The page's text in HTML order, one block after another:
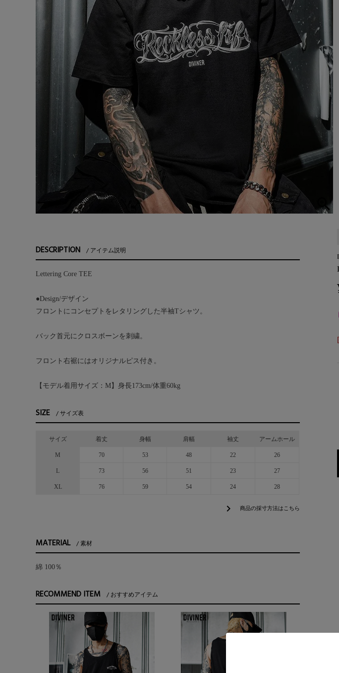
DESCRIPTION アイテム説明
Lettering Core TEE
●Design/デザイン
フロントにコンセプトをレタリングした半袖Tシャツ。
バック首元にクロスボーンを刺繍。
フロント右裾にはオリジナルピス付き。
【モデル着用サイズ：M】身長173cm/体重60kg
SIZE サイズ表
サイズ 着丈 身幅 肩幅 袖丈 アームホール
M 70 53 48 22 26
L 73 56 51 23 27
XL 76 59 54 24 28
chevron_right 商品の採寸方法はこちら
MATERIAL 素材
綿 100％
RECOMMEND ITEM おすすめアイテム
[